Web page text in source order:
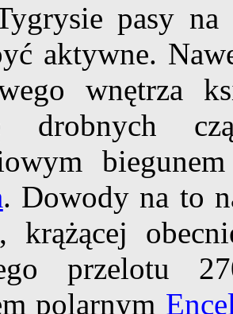
pasy na
aktywne.
wnętrza
drobnych
. Dowody na to
, krążącej
przelotu
polarnym